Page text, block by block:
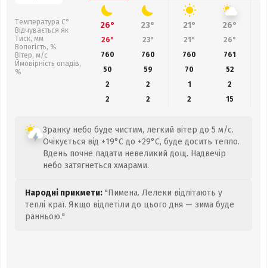
Температура С°
Відчувається як
Тиск, мм
Вологість, %
Вітер, м/с
Ймовірність опадів,
%
26° 23° 21° 26°
26° 23° 21° 26°
760
760 760 761
50
59 70 52
2
2 1
2
2
2 2 15
Зранку небо буде чистим, легкий вітер до 5 м/с.
Очікується від +19°C до +29°C, буде досить тепло.
Вдень почне падати невеликий дощ. Надвечір
небо затягнеться хмарами.
Народні прикмети: "Пимена. Лелеки відлітають у
теплі краї. Якщо відлетіли до цього дня — зима буде
ранньою."